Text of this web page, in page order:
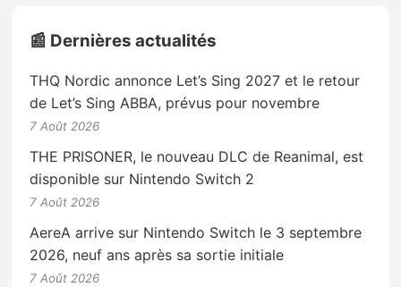
📰 Dernières actualités
THQ Nordic annonce Let’s Sing 2027 et le retour
de Let’s Sing ABBA, prévus pour novembre
7 Août 2026
THE PRISONER, le nouveau DLC de Reanimal, est
disponible sur Nintendo Switch 2
7 Août 2026
AereA arrive sur Nintendo Switch le 3 septembre
2026, neuf ans après sa sortie initiale
7 Août 2026